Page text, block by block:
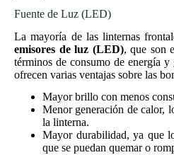
Fuente de Luz (LED)
La mayoría de las linternas
emisores de luz (LED), que son
términos de consumo de energía
ofrecen varias ventajas sobre las
Mayor brillo con menos
Menor generación de calor,
la linterna.
Mayor durabilidad, ya que
que se puedan quemar o